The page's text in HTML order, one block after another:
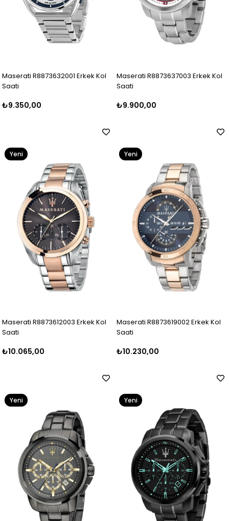
Maserati R8873632001 Erkek Kol
Saati
₺9.350,00
Maserati R8873637003 Erkek Kol
Saati
₺9.900,00
Maserati R8873612003 Erkek Kol
Saati
₺10.065,00
Yeni
Maserati R8873619002 Erkek Kol
Saati
₺10.230,00
Yeni
Yeni
Yeni